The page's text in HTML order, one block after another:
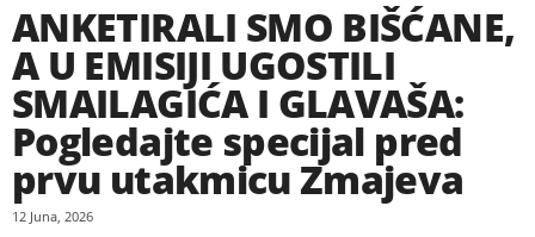
ANKETIRALI SMO BIŠĆANE,
A U EMISIJI UGOSTILI
SMAILAGIĆA I GLAVAŠA:
Pogledajte specijal pred
prvu utakmicu Zmajeva
12 Juna, 2026